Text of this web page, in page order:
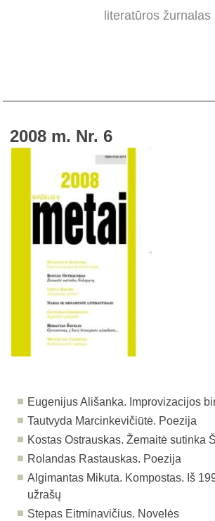
literatūros žurnalas
2008 m. Nr. 6
Eugenijus Ališanka. Improvizacijos
Tautvyda Marcinkevičiūtė. Poezija
Kostas Ostrauskas. Žemaitė sutinka
Rolandas Rastauskas. Poezija
Algimantas Mikuta. Kompostas. Iš
užrašų
Stepas Eitminavičius. Novelės